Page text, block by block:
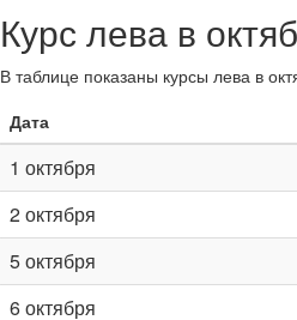
Курс лева в
В таблице показаны курсы лева в
Дата
1 октября
2 октября
5 октября
6 октября